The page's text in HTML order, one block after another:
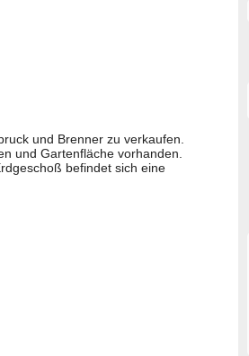
und Brenner zu verkaufen.
und Gartenfläche vorhanden.
befindet sich eine